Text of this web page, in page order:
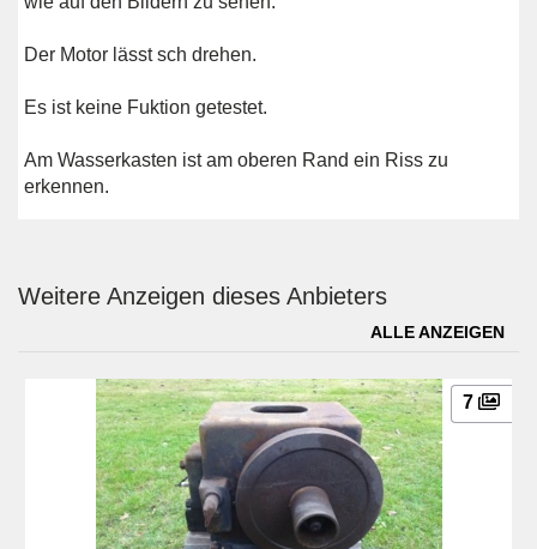
Der Motor lässt sch drehen.
Es ist keine Fuktion getestet.
Am Wasserkasten ist am oberen Rand ein Riss zu
erkennen.
Weitere Anzeigen dieses Anbieters
ALLE ANZEIGEN
7